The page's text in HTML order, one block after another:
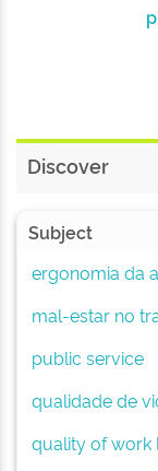
Discover
Subject
ergonomia da
mal-estar no
public service
qualidade de
quality of work